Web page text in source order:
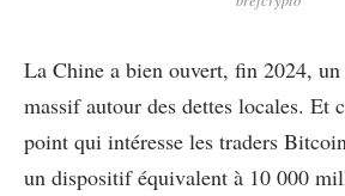
La Chine a bien ouvert, fin 2024,
massif autour des dettes locales. Et
point qui intéresse les traders
un dispositif équivalent à 10 000